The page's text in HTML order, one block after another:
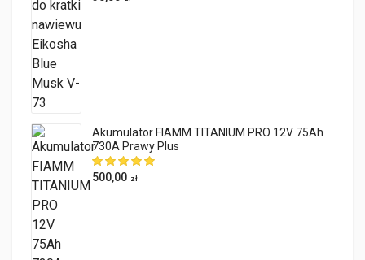
Akumulator FIAMM TITANIUM PRO 12V 75Ah
730A Prawy Plus
500,00 zł